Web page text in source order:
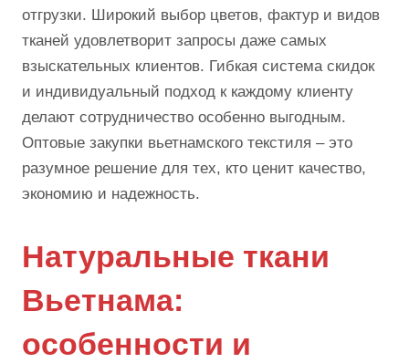
отгрузки. Широкий выбор цветов, фактур и видов
тканей удовлетворит запросы даже самых
взыскательных клиентов. Гибкая система скидок
и индивидуальный подход к каждому клиенту
делают сотрудничество особенно выгодным.
Оптовые закупки вьетнамского текстиля – это
разумное решение для тех, кто ценит качество,
экономию и надежность.
Натуральные ткани
Вьетнама:
особенности и